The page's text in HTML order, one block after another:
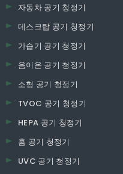
자동차 공기 청정기
데스크탑 공기 청정기
가습기 공기 청정기
음이온 공기 청정기
소형 공기 청정기
TVOC 공기 청정기
HEPA 공기 청정기
홈 공기 청정기
UVC 공기 청정기